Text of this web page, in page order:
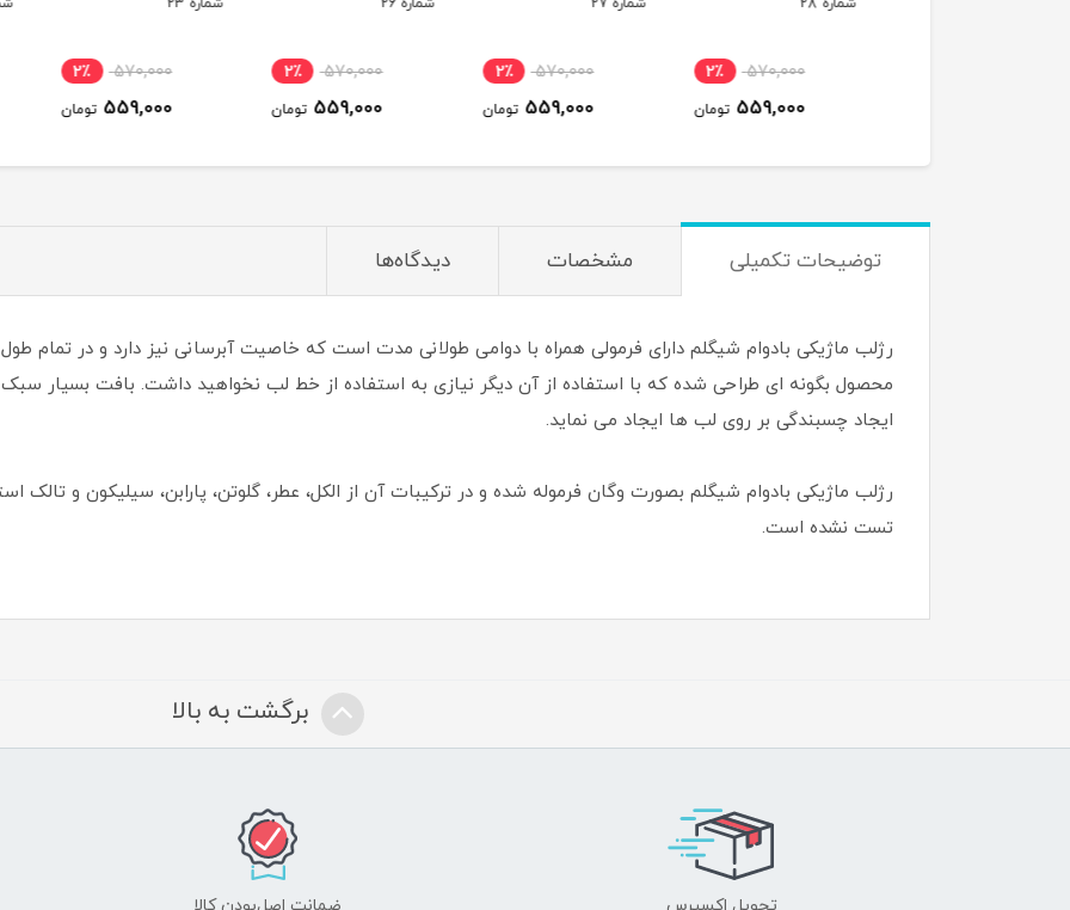
570,000 2٪
559,000 تومان
570,000 2٪
559,000 تومان
570,000 2٪
559,000 تومان
570,000 2٪
559,000 تومان
توضیحات تکمیلی مشخصات دیدگاه‌ها
رژلب ماژیکی بادوام شیگلم دارای فرمولی همراه با دوامی طولانی مدت است که خاصیت آبرسانی نیز دارد و در تمام
محصول بگونه ای طراحی شده که با استفاده از آن دیگر نیازی به استفاده از خط لب نخواهید داشت. بافت بسیار
ایجاد چسبندگی بر روی لب ها ایجاد می نماید.
رژلب ماژیکی بادوام شیگلم بصورت وگان فرموله شده و در ترکیبات آن از الکل، عطر، گلوتن، پارابن، سیلیکون و تالک
تست نشده است.
برگشت به بالا